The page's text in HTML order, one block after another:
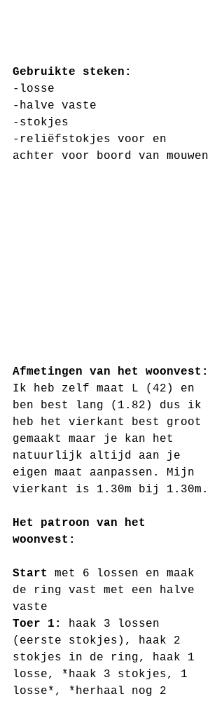
Gebruikte steken:
-losse
-halve vaste
-stokjes
-reliëfstokjes voor en
achter voor boord van mouwen
Afmetingen van het woonvest:
Ik heb zelf maat L (42) en
ben best lang (1.82) dus ik
heb het vierkant best groot
gemaakt maar je kan het
natuurlijk altijd aan je
eigen maat aanpassen. Mijn
vierkant is 1.30m bij 1.30m.
Het patroon van het
woonvest:
Start
met 6 lossen en maak
de ring vast met een halve
vaste
Toer 1:
haak 3 lossen
(eerste stokjes), haak 2
stokjes in de ring, haak 1
losse, *haak 3 stokjes, 1
losse*, *herhaal nog 2